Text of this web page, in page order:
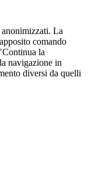
La
comando
la
navigazione in
diversi da quelli